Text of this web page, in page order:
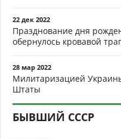
22 дек 2022
Празднование дня
обернулось кровавой
28 мар 2022
Милитаризацией
Штаты
БЫВШИЙ СССР